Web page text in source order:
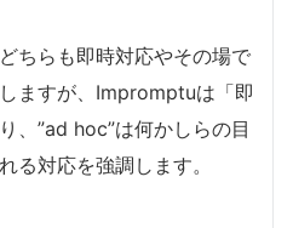
ちらも即時対応やその場で
ますが、Impromptuは「即
、”ad hoc”は何かしらの目
る対応を強調します。